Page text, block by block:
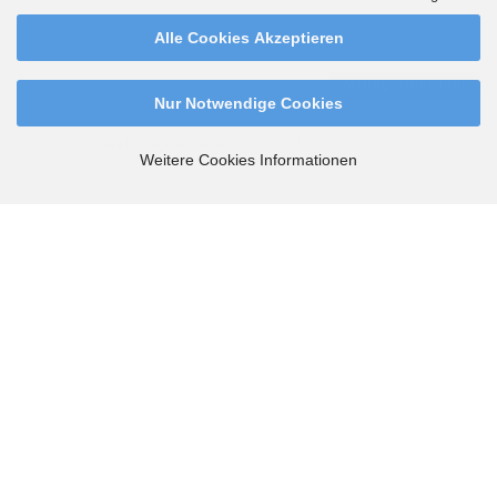
Alle Cookies Akzeptieren
Nur Notwendige Cookies
Weitere Cookies Informationen
Vertrag widerrufen